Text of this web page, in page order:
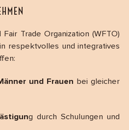
Trade Organization (WFTO)
respektvolles und integratives
und Frauen bei gleicher
g durch Schulungen und